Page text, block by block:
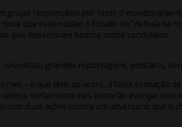
grupo responsável por fazer o
que esse núcleo é focado na “defesa da
que disseminam boatos sobre candidatos.
grandes reportagens, podcasts,
– e que têm, às vezes, a falsa sensação
certamente eles tentarão avançar
duas ações contra um adversário que o